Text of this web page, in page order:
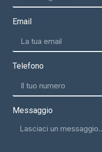
Email
Telefono
Messaggio